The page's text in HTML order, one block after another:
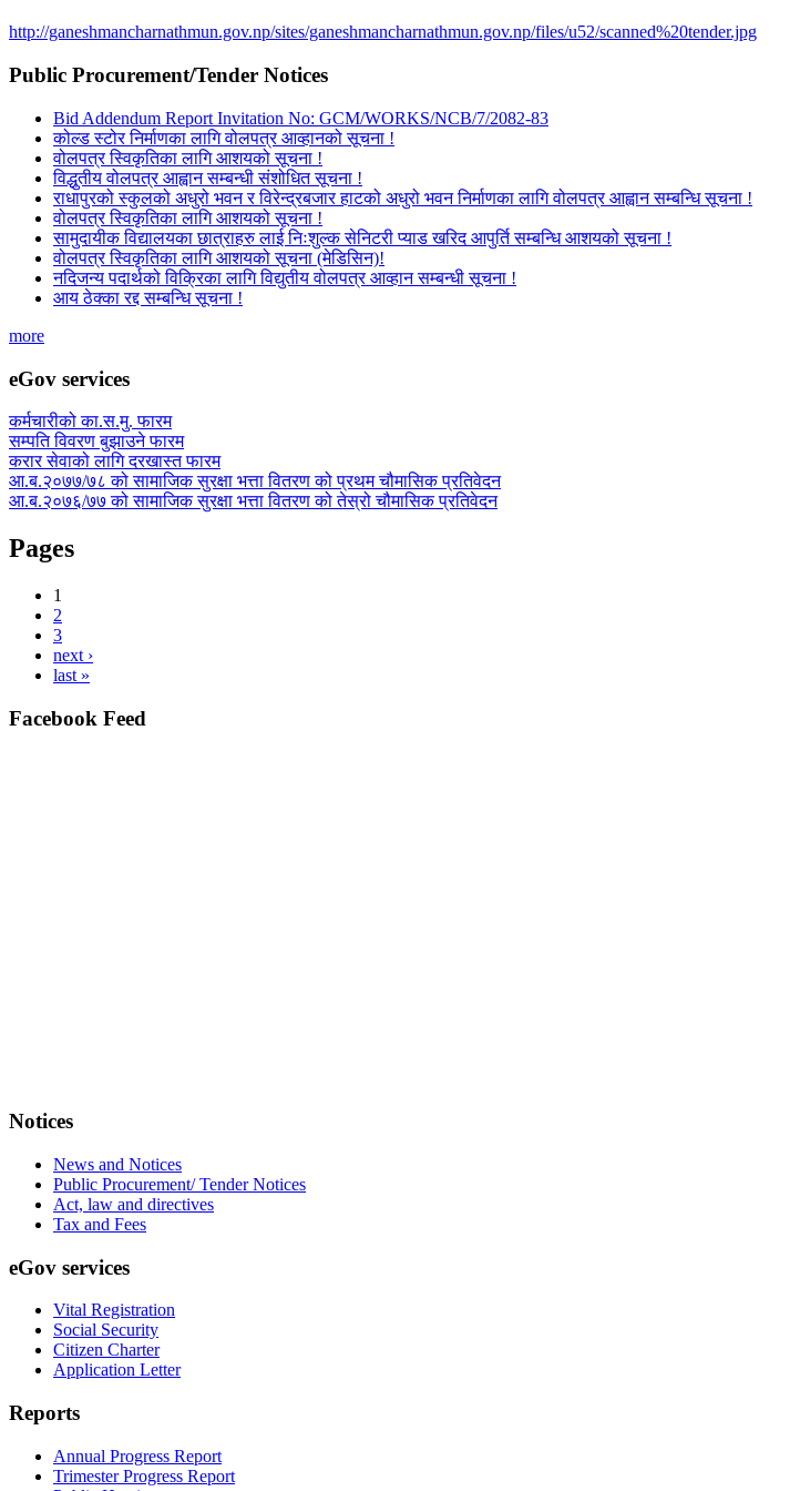
http://ganeshmancharnathmun.gov.np/sites/ganeshmancharnathmun.gov.np/files/u52/scanned%20tender.jpg
Public Procurement/Tender Notices
Bid Addendum Report Invitation No: GCM/WORKS/NCB/7/2082-83
कोल्ड स्टोर निर्माणका लागि वोलपत्र आव्हानको सूचना !
वोलपत्र स्विकृतिका लागि आशयको सूचना !
विद्धुतीय वोलपत्र आह्वान सम्बन्धी संशोधित सूचना !
राधापुरको स्कुलको अधुरो भवन र विरेन्द्रबजार हाटको अधुरो भवन निर्माणका लागि वोलपत्र आह्वान सम्बन्धि सूचना !
वोलपत्र स्विकृतिका लागि आशयको सूचना !
सामुदायीक विद्यालयका छात्राहरु लाई निःशुल्क सेनिटरी प्याड खरिद आपुर्ति सम्बन्धि आशयको सूचना !
वोलपत्र स्विकृतिका लागि आशयको सूचना (मेडिसिन)!
नदिजन्य पदार्थको विक्रिका लागि विद्युतीय वोलपत्र आव्हान सम्बन्धी सूचना !
आय ठेक्का रद्द सम्बन्धि सूचना !
more
eGov services
कर्मचारीको का.स.मु. फारम
सम्पति विवरण बुझाउने फारम
करार सेवाको लागि दरखास्त फारम
आ.ब.२०७७/७८ को सामाजिक सुरक्षा भत्ता वितरण को प्रथम चौमासिक प्रतिवेदन
आ.ब.२०७६/७७ को सामाजिक सुरक्षा भत्ता वितरण को तेस्रो चौमासिक प्रतिवेदन
Pages
1
2
3
next ›
last »
Facebook Feed
Notices
News and Notices
Public Procurement/ Tender Notices
Act, law and directives
Tax and Fees
eGov services
Vital Registration
Social Security
Citizen Charter
Application Letter
Reports
Annual Progress Report
Trimester Progress Report